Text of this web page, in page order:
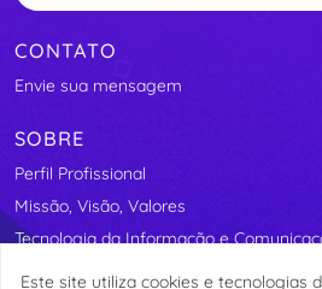
CONTATO
Envie sua mensagem
SOBRE
Perfil Profissional
Missão, Visão, Valores
Tecnologia da Informação e
Segurança Elétrica
Este site utiliza cookies e tecnologias